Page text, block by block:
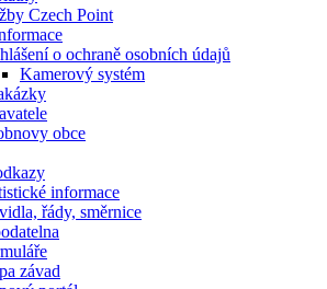
Czech Point
o ochraně osobních údajů
Kamerový systém
obce
informace
řády, směrnice
závad